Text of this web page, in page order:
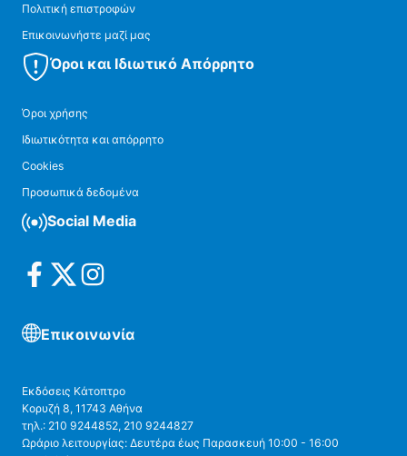
Πολιτική επιστροφών
Επικοινωνήστε μαζί μας
Όροι και Ιδιωτικό Απόρρητο
Όροι χρήσης
Ιδιωτικότητα και απόρρητο
Cookies
Προσωπικά δεδομένα
Social Media
Επικοινωνία
Εκδόσεις Κάτοπτρο
Κορυζή 8, 11743 Αθήνα
τηλ.: 210 9244852, 210 9244827
Ωράριο λειτουργίας: Δευτέρα έως Παρασκευή 10:00 - 16:00